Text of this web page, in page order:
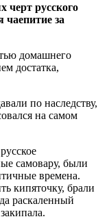
черт русского
чаепитие за
домашнего
достатка,
по наследству,
на самом
самовару, были
времена.
кипяточку, брали
раскаленный